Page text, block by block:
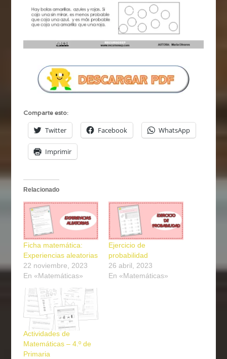
Comparte esto:
Twitter Facebook WhatsApp
Imprimir
Relacionado
Ficha matemática:
Experiencias aleatorias
22 noviembre, 2023
En «Matemáticas»
Ejercicio de
probabilidad
26 abril, 2023
En «Matemáticas»
Actividades de
Matemáticas – 4.º de
Primaria